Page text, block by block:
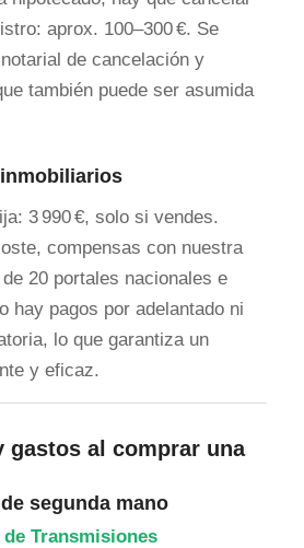
aprox. 100–300 €. Se
de cancelación y
también puede ser asumida
3 990 €, solo si vendes.
compensas con nuestra
20 portales nacionales e
hay pagos por adelantado ni
lo que garantiza un
y eficaz.
gastos al comprar una
segunda mano
Transmisiones